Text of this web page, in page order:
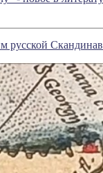
русской